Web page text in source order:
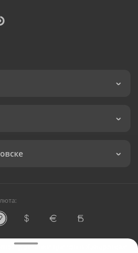
доставки цветов в Хабаровске